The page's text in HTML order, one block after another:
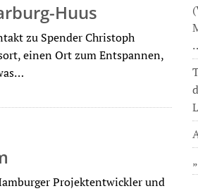
Huus
zu Spender Christoph
einen Ort zum Entspannen,
Projektentwickler und